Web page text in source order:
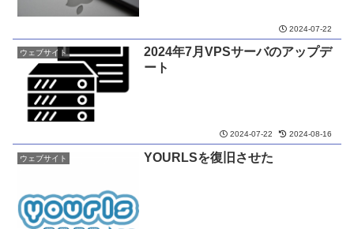
2024-07-22
ウェブサイト
2024年7月VPSサーバのアップデ
ート
2024-07-22 2024-08-16
ウェブサイト YOURLSを復旧させた